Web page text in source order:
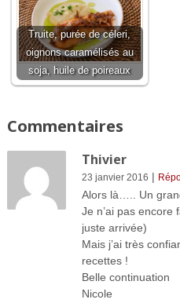
Truite, purée de céleri,
oignons caramélisés au
soja, huile de poireaux
Commentaires
Thivier
23 janvier 2016 |
Alors là….. Un
Je n’ai pas encore
juste arrivée)
Mais j’ai très
recettes !
Belle continuation
Nicole